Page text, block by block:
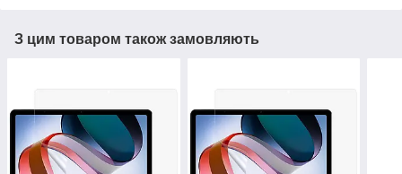
З цим товаром також замовляють